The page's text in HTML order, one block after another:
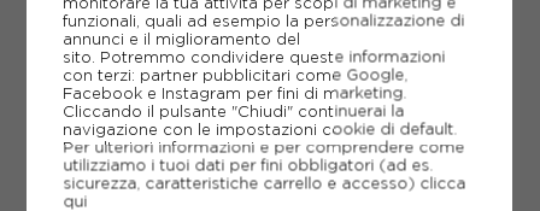
CONSIGLIATI DA NOI
funzionali, quali ad esempio la personalizzazione di
annunci e il miglioramento del
sito. Potremmo condividere queste informazioni
con terzi: partner pubblicitari come Google,
Facebook e Instagram per fini di marketing.
Cliccando il pulsante "Chiudi" continuerai la
navigazione con le impostazioni cookie di default.
Per ulteriori informazioni e per comprendere come
utilizziamo i tuoi dati per fini obbligatori (ad es.
sicurezza, caratteristiche carrello e accesso) clicca
qui